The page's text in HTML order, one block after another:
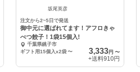
坂尾英彦
注文から2~5日で発送
御中元に選ばれてます！アフロきゃ
べつ餃子！1袋15個入!
千葉県銚子市
ギフト用15個入x2袋 〜 3,333円〜
+送料910円